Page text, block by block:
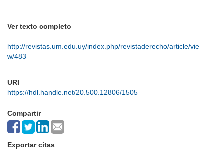
Ver texto completo
http://revistas.um.edu.uy/index.php/revistaderecho/article/vie
w/483
URI
https://hdl.handle.net/20.500.12806/1505
Compartir
Exportar citas